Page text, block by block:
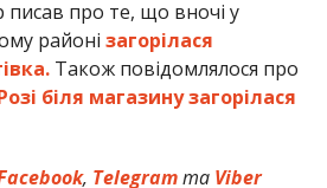
про те, що вночі у
районі загорілася
Також повідомлялося про
біля магазину загорілася
, Telegramта Viber